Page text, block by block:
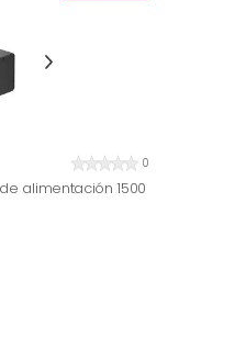
0
alimentación 1500